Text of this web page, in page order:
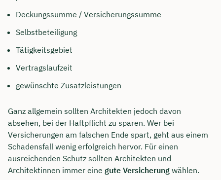
Deckungssumme / Versicherungssumme
Selbstbeteiligung
Tätigkeitsgebiet
Vertragslaufzeit
gewünschte Zusatzleistungen
Ganz allgemein sollten Architekten jedoch davon
absehen, bei der Haftpflicht zu sparen. Wer bei
Versicherungen am falschen Ende spart, geht aus einem
Schadensfall wenig erfolgreich hervor. Für einen
ausreichenden Schutz sollten Architekten und
Architektinnen immer eine gute Versicherung wählen.